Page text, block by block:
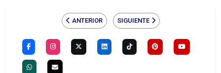
ANTERIOR SIGUIENTE